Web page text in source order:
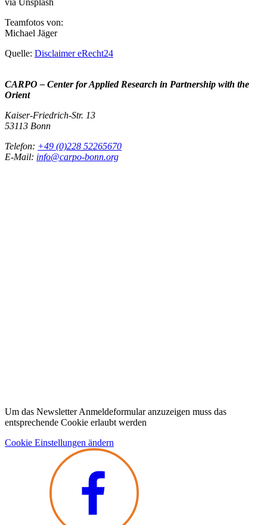
Teamfotos von:
Michael Jäger
Quelle: Disclaimer eRecht24
CARPO – Center for Applied Research in Partnership with the
Orient
Kaiser-Friedrich-Str. 13
53113 Bonn
Telefon: +49 (0)228 52265670
E-Mail: info@carpo-bonn.org
Um das Newsletter Anmeldeformular anzuzeigen muss das
entsprechende Cookie erlaubt werden
Cookie Einstellungen ändern